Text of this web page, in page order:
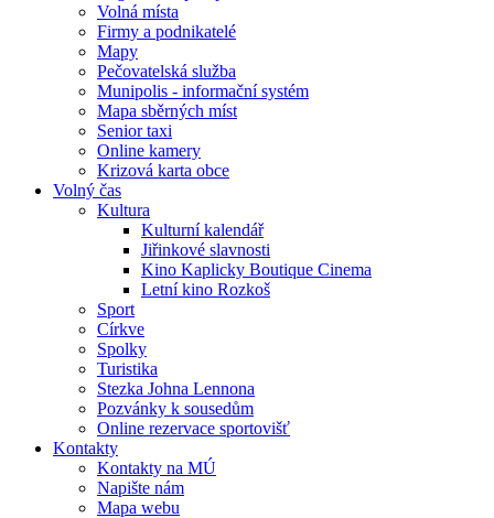
Volná místa
Firmy a podnikatelé
Mapy
Pečovatelská služba
Munipolis - informační systém
Mapa sběrných míst
Senior taxi
Online kamery
Krizová karta obce
Volný čas
Kultura
Kulturní kalendář
Jiřinkové slavnosti
Kino Kaplicky Boutique Cinema
Letní kino Rozkoš
Sport
Církve
Spolky
Turistika
Stezka Johna Lennona
Pozvánky k sousedům
Online rezervace sportovišť
Kontakty
Kontakty na MÚ
Napište nám
Mapa webu